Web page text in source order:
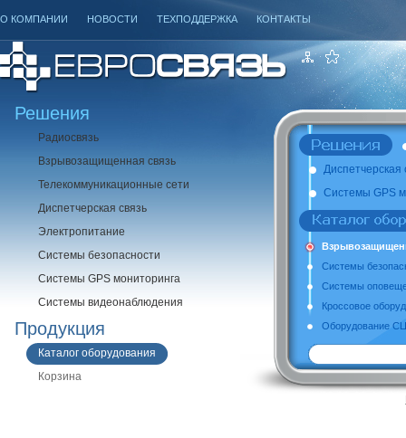
О КОМПАНИИ НОВОСТИ ТЕХПОДДЕРЖКА КОНТАКТЫ
Решения
Радиосвязь
Взрывозащищенная связь
Телекоммуникационные сети
Диспетчерская связь
Электропитание
Системы безопасности
Системы GPS мониторинга
Системы видеонаблюдения
Продукция
Каталог оборудования
Корзина
Диспетчерская
Системы GPS
Системы
Системы
Кроссовое
Оборудование